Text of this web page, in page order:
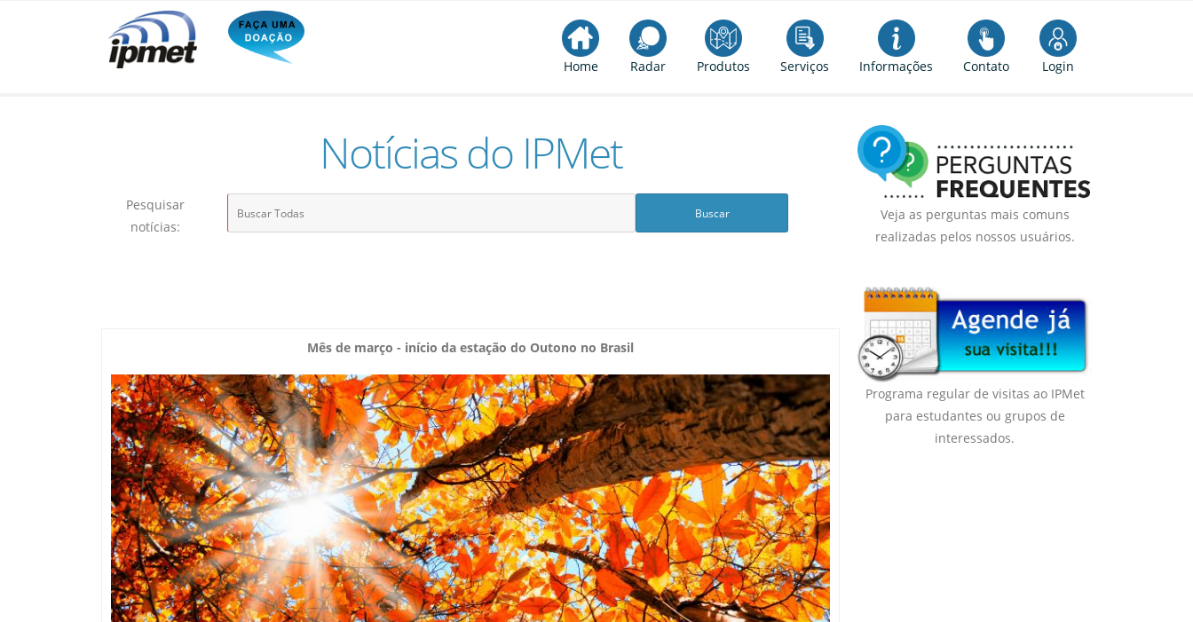
Home Radar Produtos Serviços Informações Contato Login
Notícias do IPMet
Pesquisar
notícias:
Mês de março - início da estação do Outono no Brasil
Veja as perguntas mais comuns
realizadas pelos nossos usuários.
Programa regular de visitas ao IPMet
para estudantes ou grupos de
interessados.